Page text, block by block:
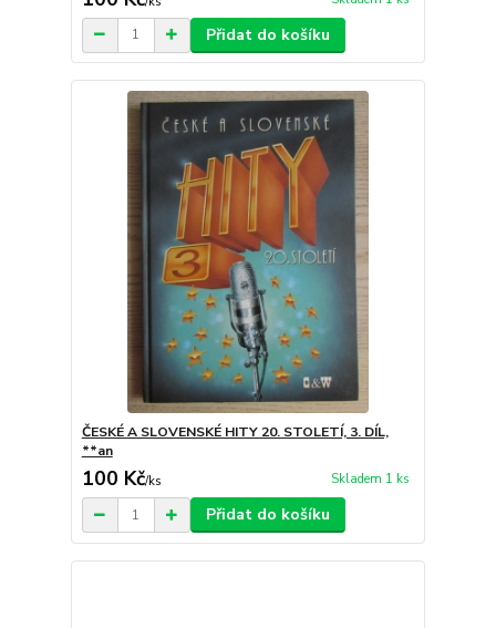
Přidat do košíku
ČESKÉ A SLOVENSKÉ HITY 20. STOLETÍ, 3. DÍL,
**an
100 Kč/ks Skladem 1 ks
Přidat do košíku